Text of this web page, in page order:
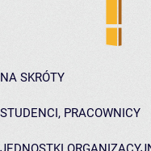
NA SKRÓTY
STUDENCI, PRACOWNICY